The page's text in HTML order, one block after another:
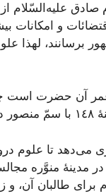
علیه‌السّلام
و
برسانند، لهذا
می‌دهد تا علوم‌
منوَّره‌
برای‌ طالبان‌ آن‌،